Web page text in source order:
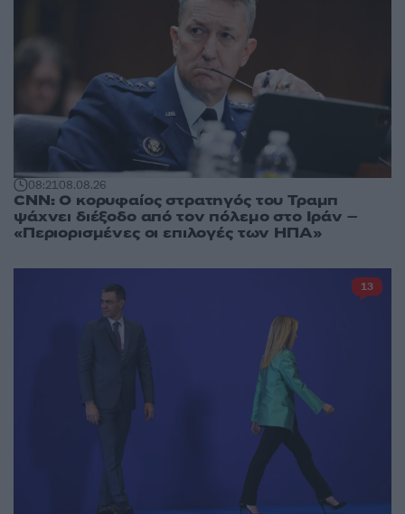
08:2108.08.26
CNN: Ο κορυφαίος στρατηγός του Τραμπ
ψάχνει διέξοδο από τον πόλεμο στο Ιράν –
«Περιορισμένες οι επιλογές των ΗΠΑ»
13